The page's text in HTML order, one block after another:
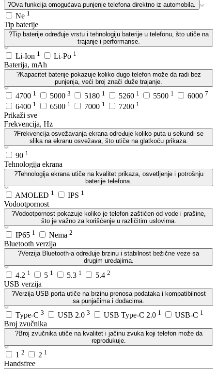
?Ova funkcija omogućava punjenje telefona direktno iz automobila.
Ne 1
Tip baterije
?Tip baterije određuje vrstu i tehnologiju baterije u telefonu, što utiče na
trajanje i performanse.
Li-Ion 1 Li-Po 1
Baterija, mAh
?Kapacitet baterije pokazuje koliko dugo telefon može da radi bez
punjenja, veći broj znači duže trajanje.
4700 1 5000 3 5180 1 5260 1 5500 1 6000 7
6400 1 6500 1 7000 1 7200 1
Prikaži sve
Frekvencija, Hz
?Frekvencija osvežavanja ekrana određuje koliko puta u sekundi se
slika na ekranu osvežava, što utiče na glatkoću prikaza.
90 1
Tehnologija ekrana
?Tehnologija ekrana utiče na kvalitet prikaza, osvetljenje i potrošnju
baterije telefona.
AMOLED 1 IPS 1
Vodootpornost
?Vodootpornost pokazuje koliko je telefon zaštićen od vode i prašine,
što je važno za korišćenje u različitim uslovima.
IP65 1 Nema 2
Bluetooth verzija
?Verzija Bluetooth-a određuje brzinu i stabilnost bežične veze sa
drugim uređajima.
4.2 1 5 1 5.3 1 5.4 2
USB verzija
?Verzija USB porta utiče na brzinu prenosa podataka i kompatibilnost
sa punjačima i dodacima.
Type-C 3 USB 2.0 3 USB Type-C 2.0 1 USB-C 1
Broj zvučnika
?Broj zvučnika utiče na kvalitet i jačinu zvuka koji telefon može da
reprodukuje.
1 2 2 1
Handsfree